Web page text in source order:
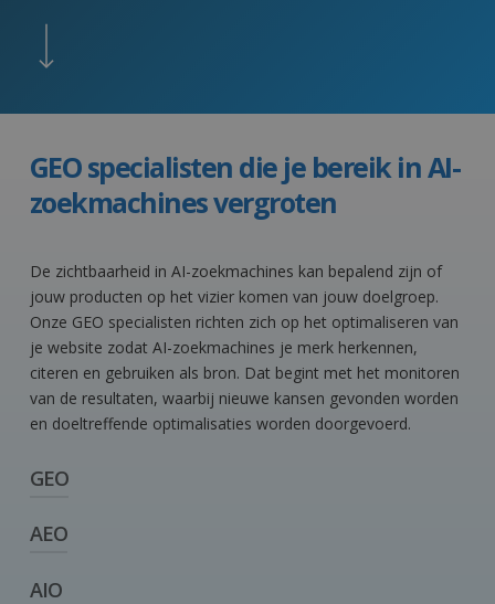
GEO specialisten die je bereik in AI-
zoekmachines vergroten
De zichtbaarheid in AI-zoekmachines kan bepalend zijn of
jouw producten op het vizier komen van jouw doelgroep.
Onze GEO specialisten richten zich op het optimaliseren van
je website zodat AI-zoekmachines je merk herkennen,
citeren en gebruiken als bron. Dat begint met het monitoren
van de resultaten, waarbij nieuwe kansen gevonden worden
en doeltreffende optimalisaties worden doorgevoerd.
GEO
Generative Engine Optimization: Optimalisatie van
AEO
Answer Engine Optimization: AEO draait om het zo
AIO